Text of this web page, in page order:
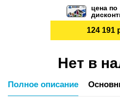
цена по
124 191
Нет в
Полное описание